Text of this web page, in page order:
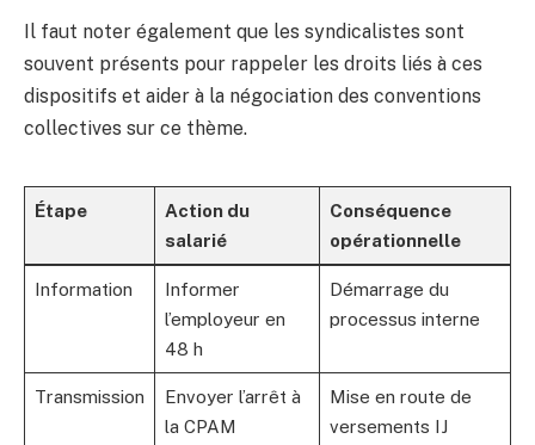
Il faut noter également que les syndicalistes sont
souvent présents pour rappeler les droits liés à ces
dispositifs et aider à la négociation des conventions
collectives sur ce thème.
Étape
Action du
salarié
Conséquence
opérationnelle
Information
Informer
l’employeur en
48 h
Démarrage du
processus interne
Transmission
Envoyer l’arrêt à
la CPAM
Mise en route de
versements IJ